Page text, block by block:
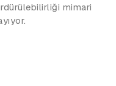
mimari